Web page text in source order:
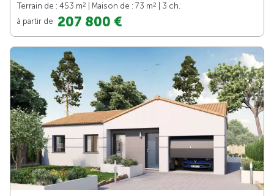
Terrain de : 453 m2 | Maison de : 73 m2
| 3 ch.
à partir de 207 800 €